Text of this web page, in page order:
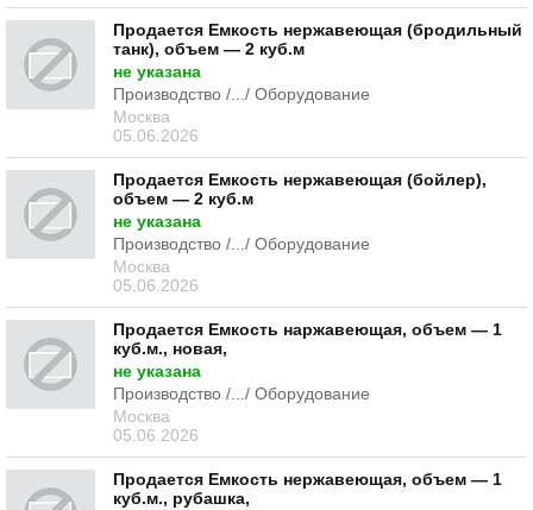
Продается Емкость нержавеющая (бродильный
танк), объем — 2 куб.м
не указана
Производство /.../ Оборудование
Москва
05.06.2026
Продается Емкость нержавеющая (бойлер),
объем — 2 куб.м
не указана
Производство /.../ Оборудование
Москва
05.06.2026
Продается Емкость наржавеющая, объем — 1
куб.м., новая,
не указана
Производство /.../ Оборудование
Москва
05.06.2026
Продается Емкость нержавеющая, объем — 1
куб.м., рубашка,